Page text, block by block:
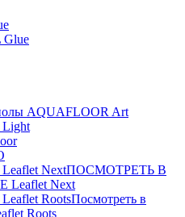
Glue
AQUAFLOOR Art
Light
NextПОСМОТРЕТЬ В
Next
RootsПосмотреть в
Roots